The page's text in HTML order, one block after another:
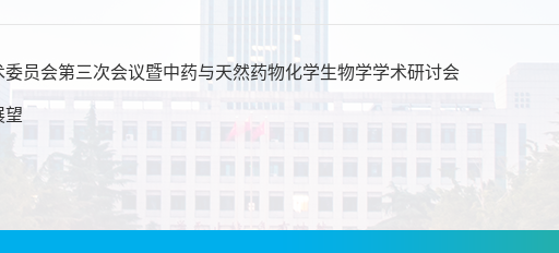
员会第三次会议暨中药与天然药物化学生物学学术研讨会
望